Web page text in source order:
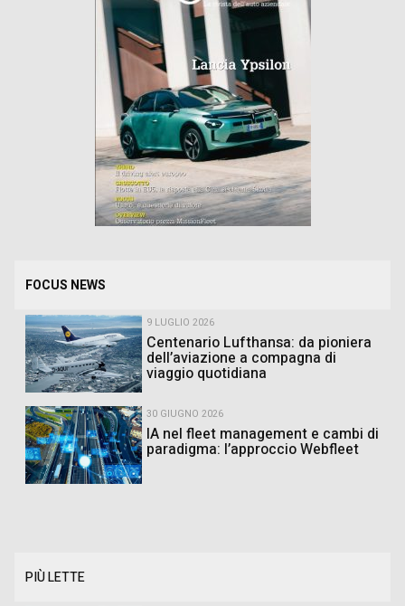
FOCUS NEWS
9 LUGLIO 2026
Centenario Lufthansa: da pioniera
dell’aviazione a compagna di
viaggio quotidiana
30 GIUGNO 2026
IA nel fleet management e cambi di
paradigma: l’approccio Webfleet
PIÙ LETTE